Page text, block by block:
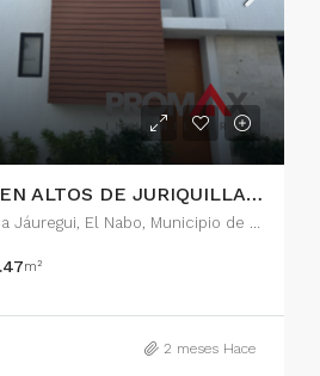
VENTA DE CASA EN ALTOS DE JURIQUILLA, QUERETARO
Delegación Santa Rosa Jáuregui, El Nabo, Municipio de Querétaro, Querétaro, 76226, México
m²
2 meses Hace